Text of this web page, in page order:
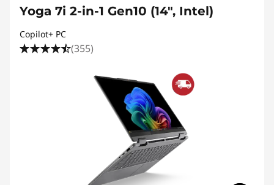
Yoga 7i 2-in-1 Gen10 (14", Intel)
Copilot+ PC
(355)